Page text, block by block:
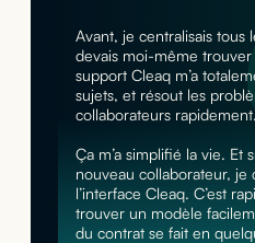
Avant, je centralisais tous
devais moi-même trouver
support Cleaq m’a
sujets, et résout les
collaborateurs rapidement.
Ça m’a simplifié la vie. Et
nouveau collaborateur, je
l’interface Cleaq. C’est
trouver un modèle
du contrat se fait en